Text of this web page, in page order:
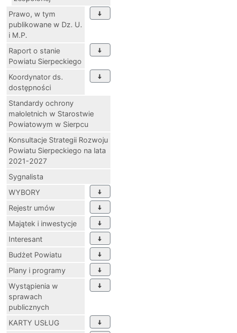
Prawo, w tym
publikowane w Dz. U.
i M.P.
Raport o stanie
Powiatu Sierpeckiego
Koordynator ds.
dostępności
Standardy ochrony
małoletnich w Starostwie
Powiatowym w Sierpcu
Konsultacje Strategii Rozwoju
Powiatu Sierpeckiego na lata
2021-2027
Sygnalista
WYBORY
Rejestr umów
Majątek i inwestycje
Interesant
Budżet Powiatu
Plany i programy
Wystąpienia w
sprawach
publicznych
KARTY USŁUG